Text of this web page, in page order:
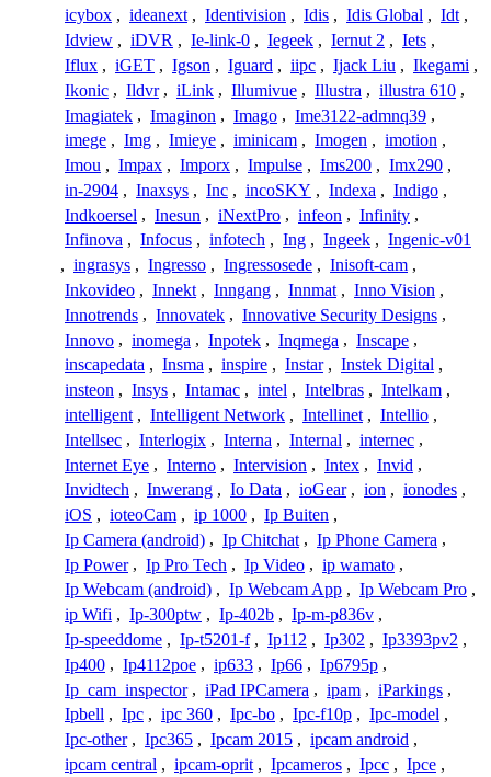
icybox , ideanext , Identivision , Idis , Idis Global , Idt ,
Idview , iDVR , Ie-link-0 , Iegeek , Iernut 2 , Iets ,
Iflux , iGET , Igson , Iguard , iipc , Ijack Liu , Ikegami ,
Ikonic , Ildvr , iLink , Illumivue , Illustra , illustra 610 ,
Imagiatek , Imaginon , Imago , Ime3122-admnq39 ,
imege , Img , Imieye , iminicam , Imogen , imotion ,
Imou , Impax , Imporx , Impulse , Ims200 , Imx290 ,
in-2904 , Inaxsys , Inc , incoSKY , Indexa , Indigo ,
Indkoersel , Inesun , iNextPro , infeon , Infinity ,
Infinova , Infocus , infotech , Ing , Ingeek , Ingenic-v01
, ingrasys , Ingresso , Ingressosede , Inisoft-cam ,
Inkovideo , Innekt , Inngang , Innmat , Inno Vision ,
Innotrends , Innovatek , Innovative Security Designs ,
Innovo , inomega , Inpotek , Inqmega , Inscape ,
inscapedata , Insma , inspire , Instar , Instek Digital ,
insteon , Insys , Intamac , intel , Intelbras , Intelkam ,
intelligent , Intelligent Network , Intellinet , Intellio ,
Intellsec , Interlogix , Interna , Internal , internec ,
Internet Eye , Interno , Intervision , Intex , Invid ,
Invidtech , Inwerang , Io Data , ioGear , ion , ionodes ,
iOS , ioteoCam , ip 1000 , Ip Buiten ,
Ip Camera (android) , Ip Chitchat , Ip Phone Camera ,
Ip Power , Ip Pro Tech , Ip Video , ip wamato ,
Ip Webcam (android) , Ip Webcam App , Ip Webcam Pro ,
ip Wifi , Ip-300ptw , Ip-402b , Ip-m-p836v ,
Ip-speeddome , Ip-t5201-f , Ip112 , Ip302 , Ip3393pv2 ,
Ip400 , Ip4112poe , ip633 , Ip66 , Ip6795p ,
Ip_cam_inspector , iPad IPCamera , ipam , iParkings ,
Ipbell , Ipc , ipc 360 , Ipc-bo , Ipc-f10p , Ipc-model ,
Ipc-other , Ipc365 , Ipcam 2015 , ipcam android ,
ipcam central , ipcam-oprit , Ipcameros , Ipcc , Ipce ,